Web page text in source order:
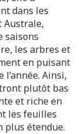
dans les
Australe,
saisons
les arbres et
en puisant
l’année. Ainsi,
plutôt bas
et riche en
les feuilles
plus étendue.